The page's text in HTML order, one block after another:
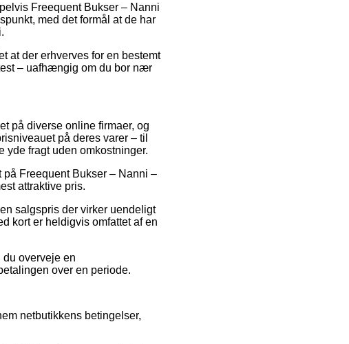
Freequent Bukser – Nanni
med det formål at de har
at der erhverves for en bestemt
– uafhængig om du bor nær
på diverse online firmaer, og
på deres varer – til
yde fragt uden omkostninger.
Freequent Bukser – Nanni –
attraktive pris.
salgspris der virker uendeligt
kort er heldigvis omfattet af en
overveje en
over en periode.
netbutikkens betingelser,